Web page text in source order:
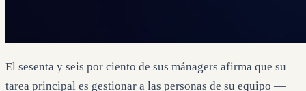
El sesenta y seis por ciento de sus mánagers afirma que su
tarea principal es gestionar a las personas de su equipo —